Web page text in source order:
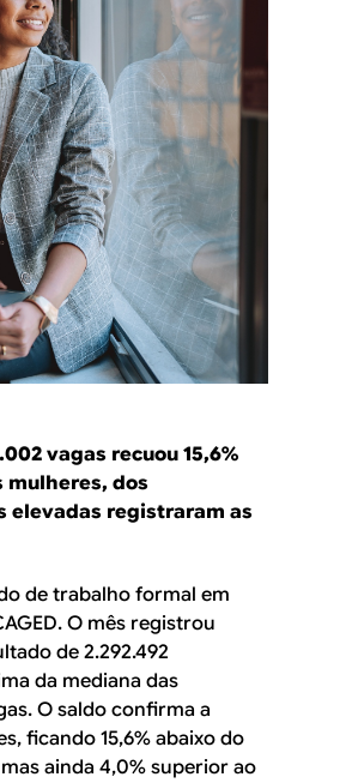
vagas recuou 15,6%
mulheres, dos
elevadas registraram as
de trabalho formal em
O mês registrou
de 2.292.492
da mediana das
O saldo confirma a
ficando 15,6% abaixo do
ainda 4,0% superior ao